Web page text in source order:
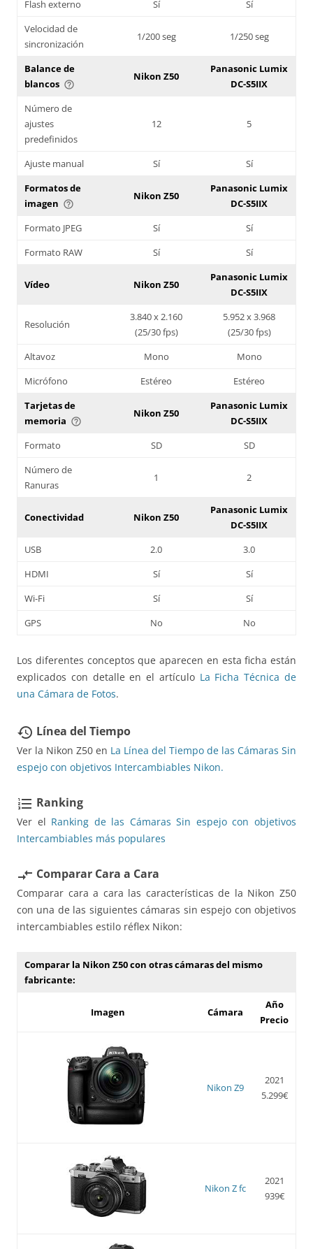
Flash externo
Sí
Sí
Velocidad de
sincronización
1/200 seg 1/250 seg
Balance de
blancos help_outline
Nikon Z50
Panasonic Lumix
DC-S5IIX
Número de
ajustes
predefinidos
12 5
Ajuste manual Sí
Sí
Formatos de
imagen help_outline
Nikon Z50
Panasonic Lumix
DC-S5IIX
Formato JPEG
Sí
Sí
Formato RAW
Sí Sí
Vídeo Nikon Z50
Panasonic Lumix
DC-S5IIX
Resolución
3.840 x 2.160
(25/30 fps)
5.952 x 3.968
(25/30 fps)
Altavoz
Mono
Mono
Micrófono
Estéreo
Estéreo
Tarjetas de
memoria help_outline
Nikon Z50
Panasonic Lumix
DC-S5IIX
Formato
SD
SD
Número de
Ranuras
1 2
Conectividad Nikon Z50
Panasonic Lumix
DC-S5IIX
USB
2.0
3.0
HDMI
Sí
Sí
Wi-Fi
Sí
Sí
GPS
No No
Los diferentes conceptos que aparecen en esta ficha están
explicados con detalle en el artículo La Ficha Técnica de
una Cámara de Fotos.
restore Línea del Tiempo
Ver la Nikon Z50 en La Línea del Tiempo de las Cámaras Sin
espejo con objetivos Intercambiables Nikon.
format_list_numbered Ranking
Ver el Ranking de las Cámaras Sin espejo con objetivos
Intercambiables más populares
compare_arrows Comparar Cara a Cara
Comparar cara a cara las características de la Nikon Z50
con una de las siguientes cámaras sin espejo con objetivos
intercambiables estilo réflex Nikon:
Comparar la Nikon Z50 con otras cámaras del mismo
fabricante:
Imagen Cámara
Año
Precio
Nikon Z9
2021
5.299€
Nikon Z fc
2021
939€